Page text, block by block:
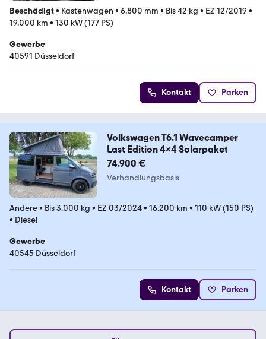
Beschädigt• Kastenwagen • 6.800 mm • Bis 42 kg • EZ 12/2019 •
19.000 km • 130 kW (177 PS)
Gewerbe
40591 Düsseldorf
Kontakt Parken
Volkswagen T6.1 Wavecamper
Last Edition 4x4 Solarpaket
74.900 €
Verhandlungsbasis
Andere• Bis 3.000 kg • EZ 03/2024• 16.200 km • 110 kW (150 PS)
• Diesel
Gewerbe
40545 Düsseldorf
Kontakt Parken